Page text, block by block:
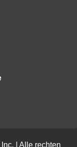
| Alle rechten